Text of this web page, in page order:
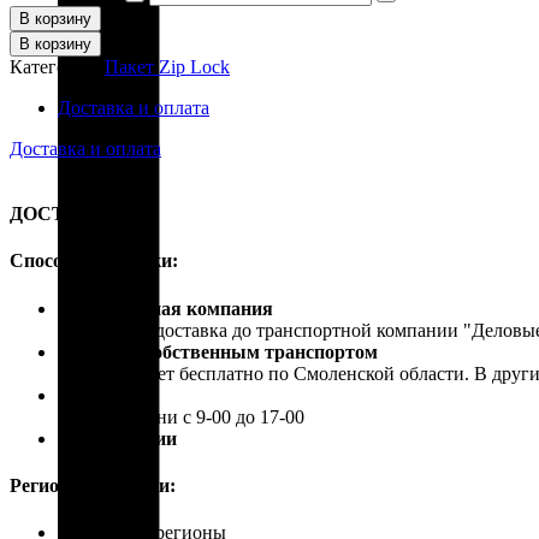
В корзину
В корзину
Категория: Пакет Zip Lock
Доставка и оплата
Доставка и оплата
ДОСТАВКА
Способы доставки:
Транспортная компания
Бесплатная доставка до транспортной компании
Доставка собственным транспортом
Осуществляет бесплатно по Смоленской области. В
В рабочие дни с 9-00 до 17-00
Почта России
Регионы доставки:
Россия, все регионы